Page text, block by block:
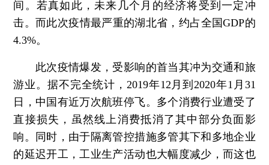
间。若真如此，未来几个月的经济将受到一定冲
击。而此次疫情最严重的湖北省，约占全国GDP的
4.3%。
此次疫情爆发，受影响的首当其冲为交通和旅
游业。据不完全统计，2019年12月到2020年1月31
日，中国有近万次航班停飞。多个消费行业遭受了
直接损失，虽然线上消费抵消了其中部分负面影
响。同时，由于隔离管控措施多管其下和多地企业
的延迟开工，工业生产活动也大幅度减少，而这也